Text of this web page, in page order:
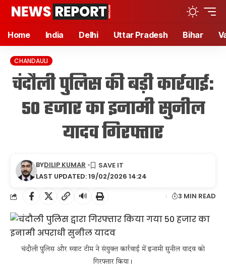
Home India Delhi Uttar Pradesh Bihar
CHANDAULI
चंदौली पुलिस की बड़ी कार्रवाई:
50 हजार का इनामी सुनील
यादव गिरफ्तार
LAST UPDATED: 19/02/2026 14:24
BYDILIP KUMAR
🔊 3 MIN READ
चंदौली पुलिस और स्वाट टीम ने संयुक्त कार्रवाई में इनामी सुनील यादव को
गिरफ्तार किया।